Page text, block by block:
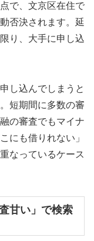
で、文京区在住で
否決されます。延
り、大手に申し込
し込んでしまうと
短期間に多数の審
の審査でもマイナ
にも借りれない」
なっているケース
甘い」で検索